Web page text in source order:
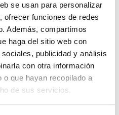
se usan para personalizar
ofrecer funciones de redes
Además, compartimos
haga del sitio web con
publicidad y análisis
con otra información
o que hayan recopilado a
de sus servicios.
EQUO un
elecciones generales
hacia 2-3 partidos
4) y la gente busque
será el enemigo
convencernos